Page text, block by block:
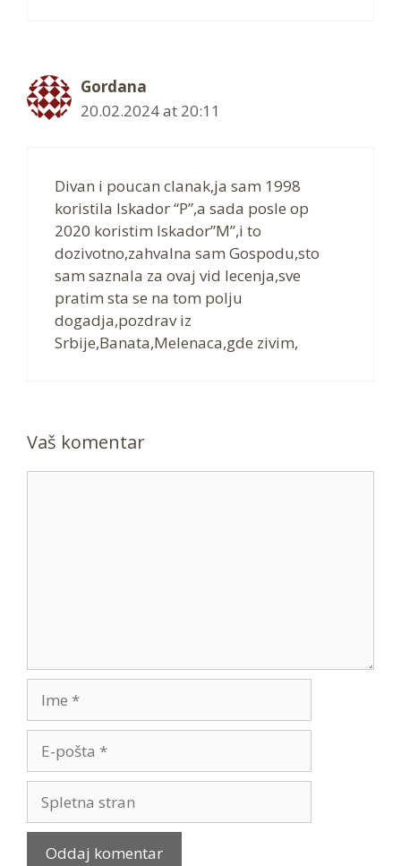
Gordana
20.02.2024 at 20:11
Divan i poucan clanak,ja sam 1998
koristila Iskador “P”,a sada posle op
2020 koristim Iskador”M”,i to
dozivotno,zahvalna sam Gospodu,sto
sam saznala za ovaj vid lecenja,sve
pratim sta se na tom polju
dogadja,pozdrav iz
Srbije,Banata,Melenaca,gde zivim,
Vaš komentar
pošta
stran